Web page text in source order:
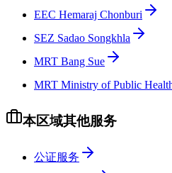
EEC Hemaraj Chonburi
SEZ Sadao Songkhla
MRT Bang Sue
MRT Ministry of Public
本区域其他服务
公证服务